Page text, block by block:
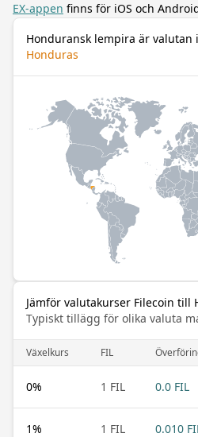
EX-appen finns för iOS och
Honduransk lempira är valutan i
Honduras
Jämför valutakurser Filecoin till
Typiskt tillägg för olika valuta
Växelkurs FIL
0% 1 FIL 0.0 FIL
1% 1 FIL 0.010